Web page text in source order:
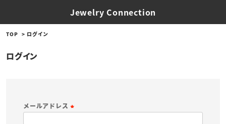
Jewelry Connection
TOP ログイン
ログイン
メールアドレス